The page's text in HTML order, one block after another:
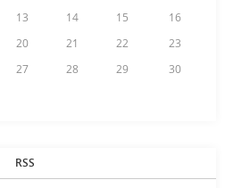
13 14 15
16
20 21 22
23
27 28 29
30
RSS